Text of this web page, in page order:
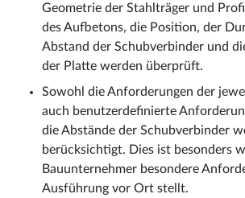
Geometrie der Stahlträger und
des Aufbetons, die Position, der
Abstand der Schubverbinder und
der Platte werden überprüft.
Sowohl die Anforderungen der
auch benutzerdefinierte
die Abstände der Schubverbinder
berücksichtigt. Dies ist besonders
Bauunternehmer besondere
Ausführung vor Ort stellt.